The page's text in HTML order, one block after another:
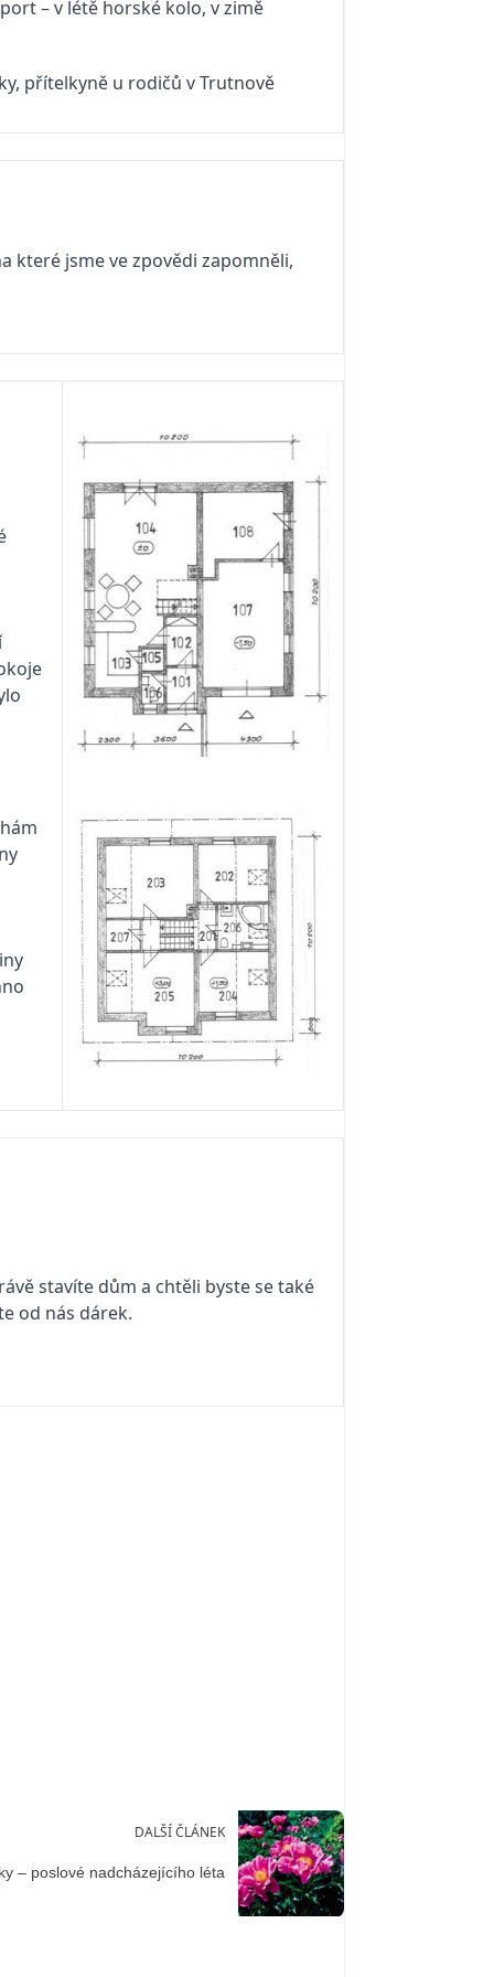
– v létě horské kolo, v zimě
přítelkyně u rodičů v Trutnově
které jsme ve zpovědi zapomněli,
stavíte dům a chtěli byste se také
od nás dárek.
DALŠÍ ČLÁNEK
– poslové nadcházejícího léta